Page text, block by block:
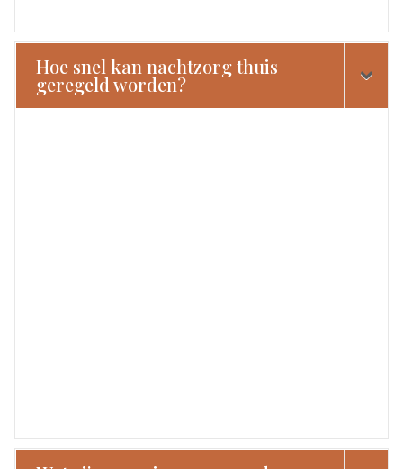
Hoe snel kan nachtzorg thuis
geregeld worden?